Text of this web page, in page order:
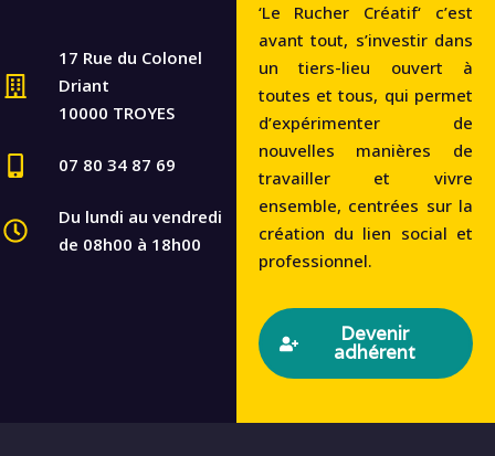
17 Rue du Colonel
Driant
10000 TROYES
07 80 34 87 69
Du lundi au vendredi
de 08h00 à 18h00
‘Le Rucher Créatif‘ c’est
avant tout, s’investir dans
un tiers-lieu ouvert à
toutes et tous, qui permet
d’expérimenter de
nouvelles manières de
travailler et vivre
ensemble, centrées sur la
création du lien social et
professionnel.
Devenir
adhérent